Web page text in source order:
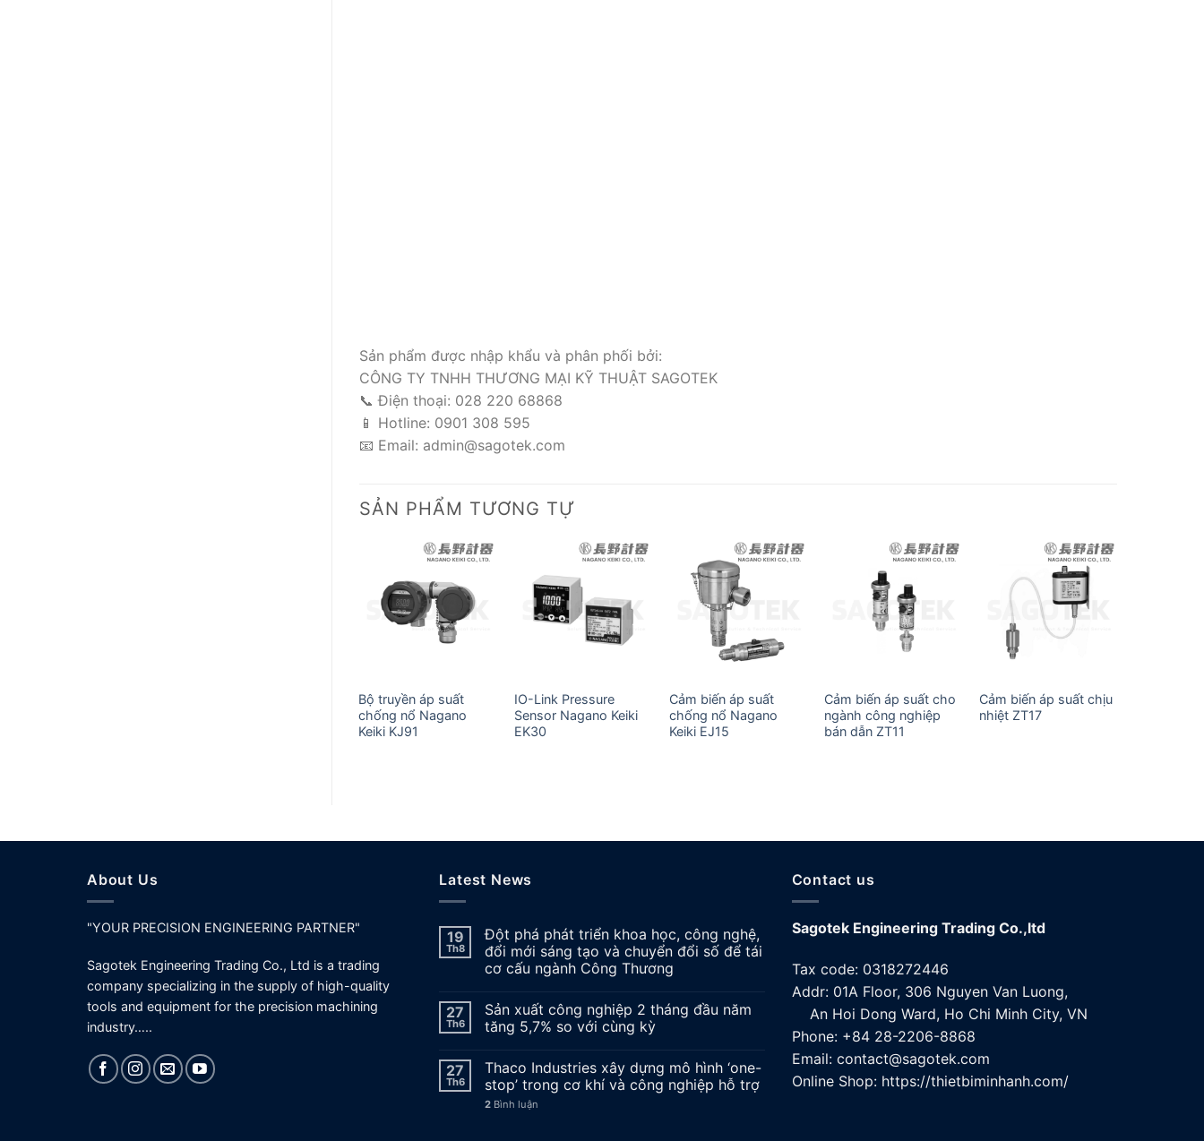
Sản phẩm được nhập khẩu và phân phối bởi:
CÔNG TY TNHH THƯƠNG MẠI KỸ THUẬT SAGOTEK
📞 Điện thoại: 028 220 68868
📱 Hotline: 0901 308 595
📧 Email: admin@sagotek.com
SẢN PHẨM TƯƠNG TỰ
Bộ truyền áp suất
chống nổ Nagano
Keiki KJ91
IO-Link Pressure
Sensor Nagano Keiki
EK30
Cảm biến áp suất
chống nổ Nagano
Keiki EJ15
Cảm biến áp suất cho
ngành công nghiệp
bán dẫn ZT11
Cảm biến áp suất chịu
nhiệt ZT17
About Us
"YOUR PRECISION ENGINEERING PARTNER"
Sagotek Engineering Trading Co., Ltd is a trading
company specializing in the supply of high-quality
tools and equipment for the precision machining
industry…..
Latest News
19
Th8
Đột phá phát triển khoa học, công nghệ,
đổi mới sáng tạo và chuyển đổi số để tái
cơ cấu ngành Công Thương
27
Th6
Sản xuất công nghiệp 2 tháng đầu năm
tăng 5,7% so với cùng kỳ
27
Th6
Thaco Industries xây dựng mô hình ‘one-
stop’ trong cơ khí và công nghiệp hỗ trợ
2 Bình luận
Contact us
Sagotek Engineering Trading Co.,ltd
Tax code: 0318272446
Addr: 01A Floor, 306 Nguyen Van Luong,
An Hoi Dong Ward, Ho Chi Minh City, VN
Phone: +84 28-2206-8868
Email: contact@sagotek.com
Online Shop: https://thietbiminhanh.com/